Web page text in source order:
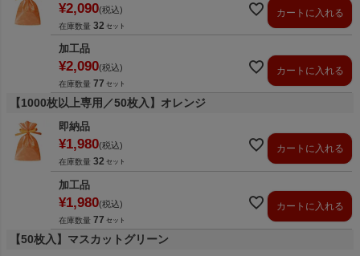
¥2,090 税込
在庫数量 32
カートに入れる
加工品
¥2,090 税込
在庫数量 77
カートに入れる
【1000枚以上専用／50枚入】オレンジ
即納品
¥1,980 税込
在庫数量 32
カートに入れる
加工品
¥1,980 税込
在庫数量 77
カートに入れる
【50枚入】マスカットグリーン